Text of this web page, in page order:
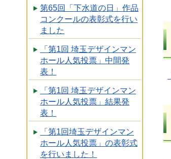
第65回「下水道の日」作品
コンクールの表彰式を行い
ました
「第1回 埼玉デザインマン
ホール人気投票」中間発
表！
「第1回 埼玉デザインマン
ホール人気投票」結果発
表！
「第1回埼玉デザインマン
ホール人気投票」の表彰式
を行いました！